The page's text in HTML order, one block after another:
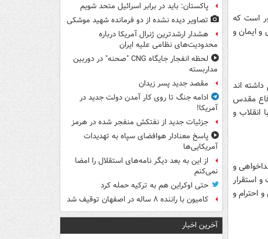
است که
و ایمان و
اند
مقدس
انقلاب و
و
استقرار
احترام و
پاکستان: باید در برابر اسرائیل متحد شویم
تصاویر دیده‌ نشده از دو فرمانده شهید موشکی
هشدار ارشدترین ژنرال آمریکا درباره
محدودیت‌های نظامی علیه ایران
لحظه انفجار جایگاه CNG "صحنه" در دوربین
مداربسته
مقصد جدید پسر زیدان
ادامه جنگ تا روی کار آمدن دولت جدید در
آمریکا!
جزئیات جدید از نفتکش منفجر شده در هرمز
پاسخ معنادار هوافضای سپاه به تهدیدات
آمریکایی‌ها
از این به بعد دیگر نامه‌های استقلال را امضا
نمی‌کنم
حتی اوکراین هم به ترکیه حمله کرد
کامیون با راننده ۸ ساله در اصفهان توقیف شد
آخرین اخبار